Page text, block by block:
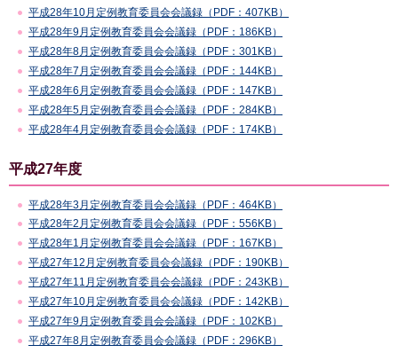
平成28年10月定例教育委員会会議録（PDF：407KB）
平成28年9月定例教育委員会会議録（PDF：186KB）
平成28年8月定例教育委員会会議録（PDF：301KB）
平成28年7月定例教育委員会会議録（PDF：144KB）
平成28年6月定例教育委員会会議録（PDF：147KB）
平成28年5月定例教育委員会会議録（PDF：284KB）
平成28年4月定例教育委員会会議録（PDF：174KB）
平成27年度
平成28年3月定例教育委員会会議録（PDF：464KB）
平成28年2月定例教育委員会会議録（PDF：556KB）
平成28年1月定例教育委員会会議録（PDF：167KB）
平成27年12月定例教育委員会会議録（PDF：190KB）
平成27年11月定例教育委員会会議録（PDF：243KB）
平成27年10月定例教育委員会会議録（PDF：142KB）
平成27年9月定例教育委員会会議録（PDF：102KB）
平成27年8月定例教育委員会会議録（PDF：296KB）